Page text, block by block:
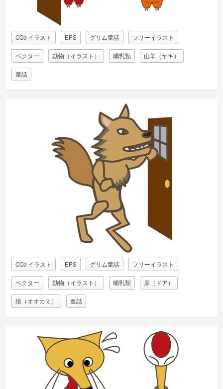
CC0 イラスト EPS グリム童話 フリーイラスト
ベクター 動物（イラスト） 哺乳類 山羊（ヤギ）
童話
CC0 イラスト EPS グリム童話 フリーイラスト
ベクター 動物（イラスト） 哺乳類 扉（ドア）
狼（オオカミ） 童話